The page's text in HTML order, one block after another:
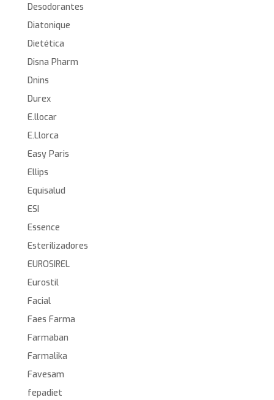
Desodorantes
Diatonique
Dietética
Disna Pharm
Dnins
Durex
E.llocar
E.Llorca
Easy Paris
Ellips
Equisalud
ESI
Essence
Esterilizadores
EUROSIREL
Eurostil
Facial
Faes Farma
Farmaban
Farmalika
Favesam
fepadiet